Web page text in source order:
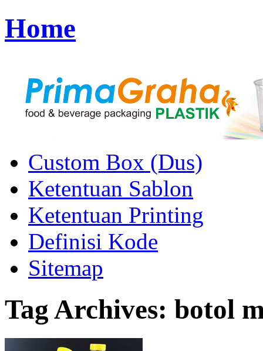
Home
Custom Box (Dus)
Ketentuan Sablon
Ketentuan Printing
Definisi Kode
Sitemap
Tag Archives: botol